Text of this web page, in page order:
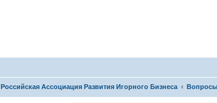
Российская Ассоциация Развития Игорного Бизнеса